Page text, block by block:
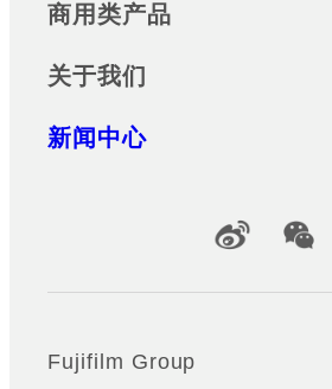
商用类产品
关于我们
新闻中心
Official Social Media
Fujifilm Group